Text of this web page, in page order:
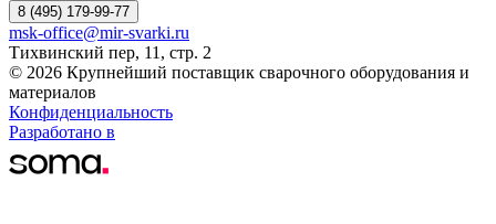
8 (495) 179-99-77
msk-office@mir-svarki.ru
Тихвинский пер, 11, стр. 2
© 2026 Крупнейший поставщик сварочного оборудования и
материалов
Конфиденциальность
Разработано в